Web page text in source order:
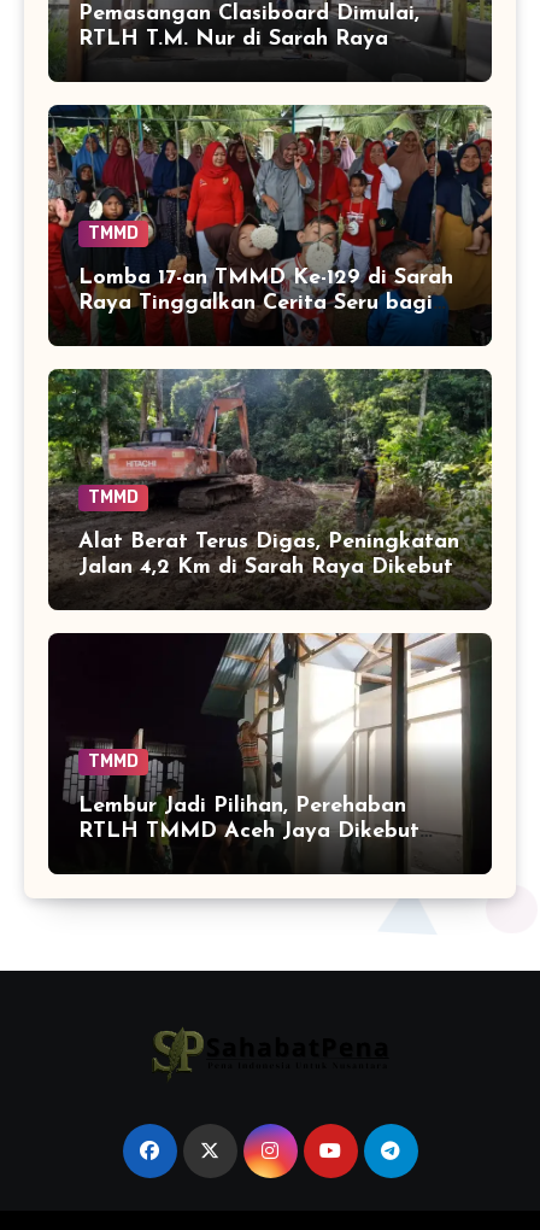
Pemasangan Clasiboard Dimulai,
RTLH T.M. Nur di Sarah Raya
Masuki Tahap Baru
TMMD
Lomba 17-an TMMD Ke-129 di Sarah
Raya Tinggalkan Cerita Seru bagi
Anak-anak
TMMD
Alat Berat Terus Digas, Peningkatan
Jalan 4,2 Km di Sarah Raya Dikebut
TMMD
Lembur Jadi Pilihan, Perehaban
RTLH TMMD Aceh Jaya Dikebut
hingga Malam